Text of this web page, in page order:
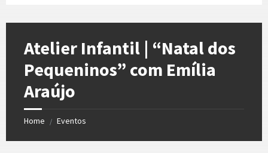
Atelier Infantil | “Natal dos
Pequeninos” com Emília
Araújo
Home / Eventos